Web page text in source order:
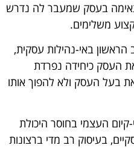
בעסק שמעבר לה נדרש
משלימים.
באי-נהילות עסקית,
העסק כיחידה נפרדת
בעל העסק ולא להפוך אותו
העצמי בחוסר היכולת
בעיסוק רב מדי ברצונות